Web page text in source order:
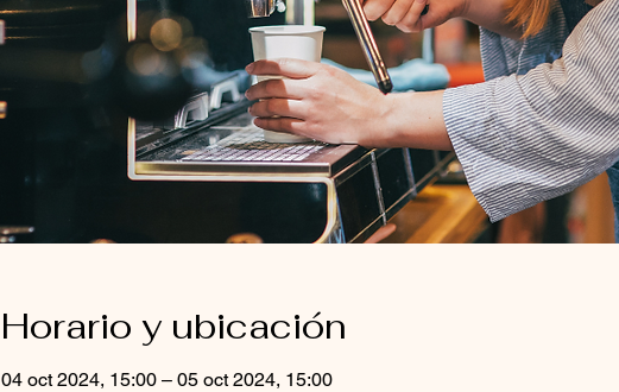
Horario y ubicación
04 oct 2024, 15:00 – 05 oct 2024, 15:00